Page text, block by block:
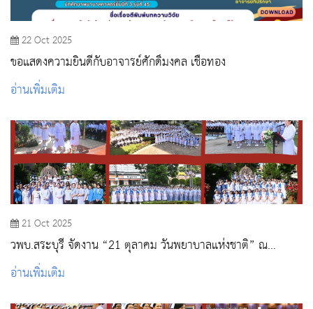
22 Oct 2025
ขอแสดงความยินดีกับอาจารย์ศักดิ์มงคล เชื้อทอง
อ่านเพิ่มเติม
21 Oct 2025
วพบ.สระบุรี จัดงาน “21 ตุลาคม วันพยาบาลแห่งชาติ” ณ
วิทยาลัยพยาบาลบรมราชชนนี สระบุรี
อ่านเพิ่มเติม